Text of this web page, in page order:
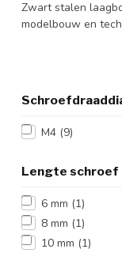
Zwart stalen
modelbouw en
M4 (9)
Lengte schroef
6 mm (1)
8 mm (1)
10 mm (1)